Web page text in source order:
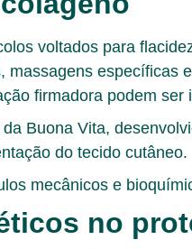
voltados para
massagens específicas
firmadora podem
da Buona Vita,
do tecido cutâneo.
mecânicos e
no